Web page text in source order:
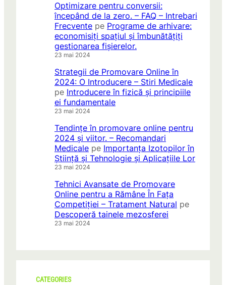
Optimizare pentru conversii:
începând de la zero. – FAQ – Intrebari
Frecvente pe Programe de arhivare:
economisiți spațiul și îmbunătățiți
gestionarea fișierelor.
23 mai 2024
Strategii de Promovare Online în
2024: O Introducere – Stiri Medicale
pe Introducere în fizică și principiile
ei fundamentale
23 mai 2024
Tendințe în promovare online pentru
2024 și viitor. – Recomandari
Medicale pe Importanța Izotopilor în
Știință și Tehnologie și Aplicațiile Lor
23 mai 2024
Tehnici Avansate de Promovare
Online pentru a Rămâne În Fața
Competiției – Tratament Natural pe
Descoperă tainele mezosferei
23 mai 2024
CATEGORIES